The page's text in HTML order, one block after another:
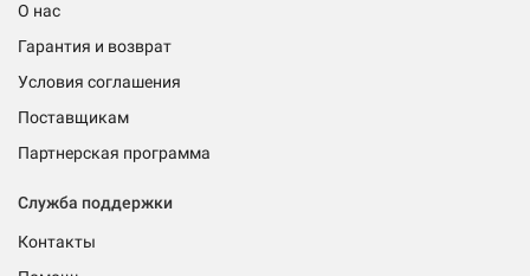
О нас
Гарантия и возврат
Условия соглашения
Поставщикам
Партнерская программа
Служба поддержки
Контакты